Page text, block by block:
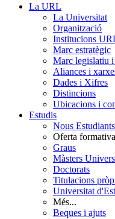
La URL
La Universitat
Organització
Institucions
Marc estratègic
Marc legislatiu
Aliances i
Dades i Xifres
Distincions
Ubicacions i
Estudis
Nous Estudiants
Oferta formativa
Graus
Màsters
Doctorats
Titulacions
Universitat
Més...
Beques i ajuts